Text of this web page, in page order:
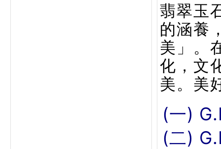
翡翠玉
的涵養
美」。
化，文
美。美
(一)
(二)